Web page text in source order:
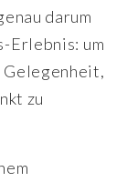
darum
Erlebnis: um
Gelegenheit,
zu